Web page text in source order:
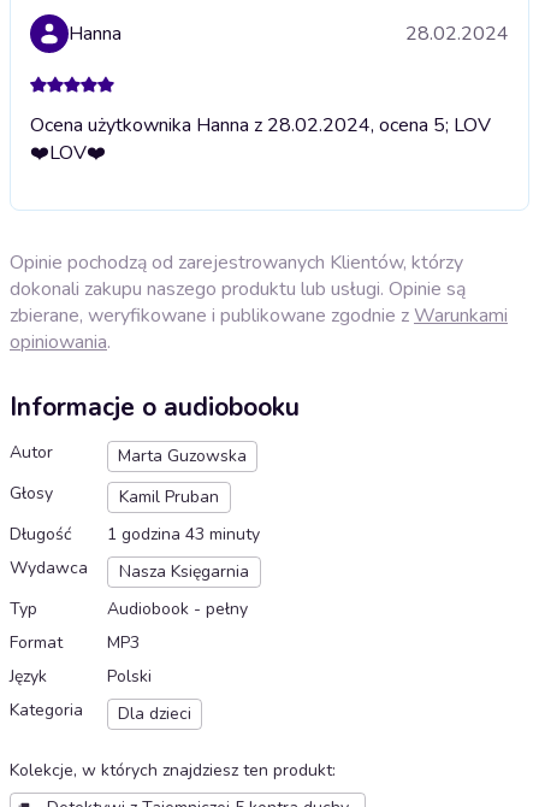
Hanna 28.02.2024
Ocena użytkownika Hanna z 28.02.2024, ocena 5; LOV
❤️LOV❤️
Opinie pochodzą od zarejestrowanych Klientów, którzy
dokonali zakupu naszego produktu lub usługi. Opinie są
zbierane, weryfikowane i publikowane zgodnie zWarunkami
opiniowania.
Informacje o audiobooku
Autor
Marta Guzowska
Głosy
Kamil Pruban
Długość
1 godzina 43 minuty
Wydawca
Nasza Księgarnia
Typ
Audiobook - pełny
Format
MP3
Język
Polski
Kategoria
Dla dzieci
Kolekcje, w których znajdziesz ten produkt: